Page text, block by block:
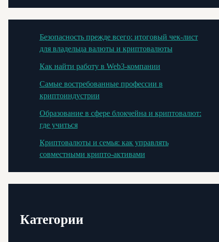
Безопасность прежде всего: итоговый чек-лист
для владельца валюты и криптовалюты
Как найти работу в Web3-компании
Самые востребованные профессии в
криптоиндустрии
Образование в сфере блокчейна и криптовалют:
где учиться
Криптовалюты и семья: как управлять
совместными крипто-активами
Категории